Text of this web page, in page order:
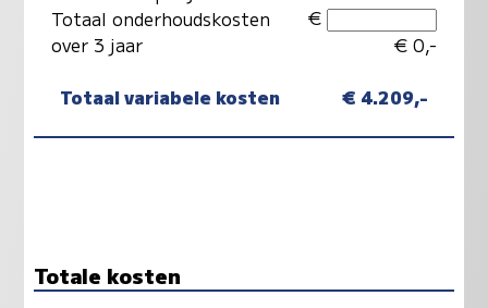
Totaal onderhoudskosten
over 3 jaar
€
€ 0,-
Totaal variabele kosten € 4.209,-
Totale kosten